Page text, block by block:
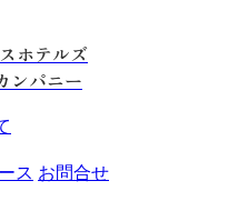
ホテルズ
ンパニー
ス お問合せ